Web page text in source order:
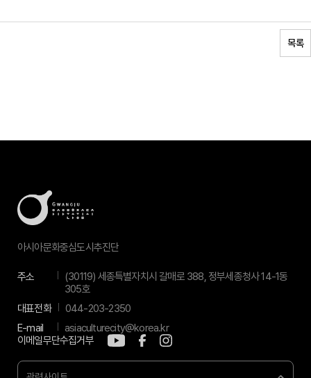
목록
아시아문화중심도시추진단
주소
(30119) 세종특별자치시 갈매로 388, 정부세종청사 14-1동
305호
대표전화
044-203-2350
E-mail
asiaculturecity@korea.kr
이메일무단수집거부